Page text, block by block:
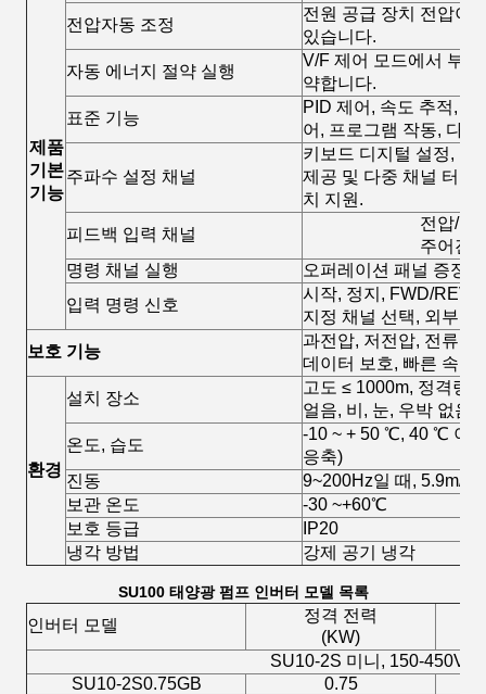
제품
기본
기능
전압자동 조정
전원 공급 장치 전압이
있습니다.
자동 에너지 절약 실행
V/F 제어 모드에서 부
약합니다.
표준 기능
PID 제어, 속도 추적,
어, 프로그램 작동, 다
주파수 설정 채널
키보드 디지털 설정, 키
제공 및 다중 채널 터미
치 지원.
피드백 입력 채널
전압/전
주어진
명령 채널 실행
오퍼레이션 패널 증정,
입력 명령 신호
시작, 정지, FWD/REV,
지정 채널 선택, 외부 오
보호 기능
과전압, 저전압, 전류
데이터 보호, 빠른 속도
환경
설치 장소
고도 ≤ 1000m, 정격량
얼음, 비, 눈, 우박 없음
온도, 습도
-10 ~ + 50 ℃, 40 ℃ 이
응축)
진동
9~200Hz일 때, 5.9m/
보관 온도
-30 ~+60℃
보호 등급
IP20
냉각 방법
강제 공기 냉각
SU100 태양광 펌프 인버터 모델 목록
인버터 모델
정격 전력
(KW)
SU10-2S 미니, 150-
SU10-2S0.75GB
0.75